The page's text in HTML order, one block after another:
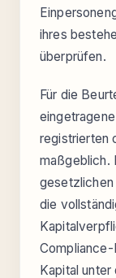
ihres
überprüfen.
Für die
registrierten
maßgeblich.
die
Kapital